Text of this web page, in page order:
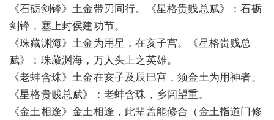
《石砺剑锋》土金带刃同行。《星格贵贱总赋》：石砺
剑锋，塞上封侯建功节。
《珠藏渊海》土金为用星，在亥子宫。《星格贵贱总
赋》：珠藏渊海，万人头上之英雄。
《老蚌含珠》土金在亥子及辰巳宫，须金土为用神者。
《星格贵贱总赋》：老蚌含珠，乡闾望重。
《金土相逢》金土相逢，此辈盖能修合（金土指道门修